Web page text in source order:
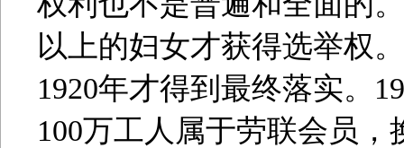
以上的妇女才获得选举权
1920年才得到最终落实。
100万工人属于劳联会员